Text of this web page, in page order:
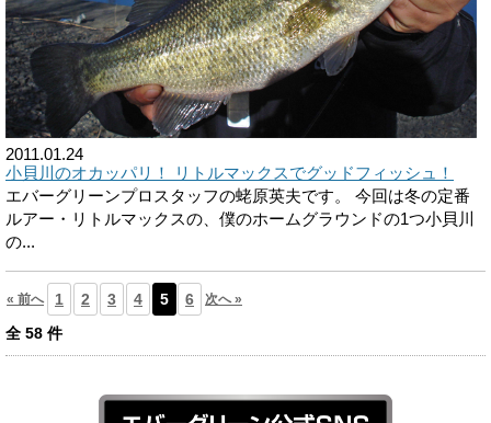
2011.01.24
小貝川のオカッパリ！ リトルマックスでグッドフィッシュ！
エバーグリーンプロスタッフの蛯原英夫です。 今回は冬の定番
ルアー・リトルマックスの、僕のホームグラウンドの1つ小貝川
の...
« 前へ 1 2 3 4 5 6 次へ »
全 58 件